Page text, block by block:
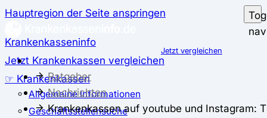
Hauptregion der Seite anspringen
Krankenkasseninfo
Jetzt Krankenkassen vergleichen
☞ Krankenkassen
Allgemeine Informationen
Geschäftsstellensuche
Jetzt vergleichen
Ratgeber
Nachrichten
Krankenkassen auf youtube und Instagram: